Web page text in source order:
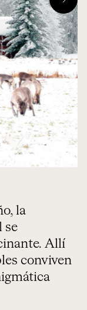
la
se
Allí
conviven